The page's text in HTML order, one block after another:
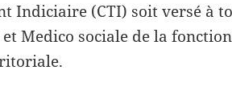
Indiciaire (CTI) soit versé à
Medico sociale de la